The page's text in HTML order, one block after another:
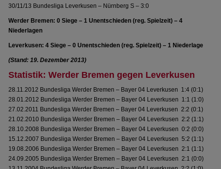
30/11/13 Bundesliga Leverkusen – Nürnberg S – 3:0
Werder Bremen: 0 Siege – 1 Unentschieden (reg. Spielzeit) – 4
Niederlagen
Leverkusen: 4 Siege – 0 Unentschieden (reg. Spielzeit) – 1 Niederlage
(Stand: 19. Dezember 2013)
Statistik: Werder Bremen gegen Leverkusen
28.11.2012 Bundesliga Werder Bremen – Bayer 04 Leverkusen 1:4 (0:1)
28.01.2012 Bundesliga Werder Bremen – Bayer 04 Leverkusen 1:1 (1:0)
27.02.2011 Bundesliga Werder Bremen – Bayer 04 Leverkusen 2:2 (0:1)
21.02.2010 Bundesliga Werder Bremen – Bayer 04 Leverkusen 2:2 (1:1)
28.10.2008 Bundesliga Werder Bremen – Bayer 04 Leverkusen 0:2 (0:0)
15.12.2007 Bundesliga Werder Bremen – Bayer 04 Leverkusen 5:2 (1:1)
19.08.2006 Bundesliga Werder Bremen – Bayer 04 Leverkusen 2:1 (1:1)
24.09.2005 Bundesliga Werder Bremen – Bayer 04 Leverkusen 2:1 (0:0)